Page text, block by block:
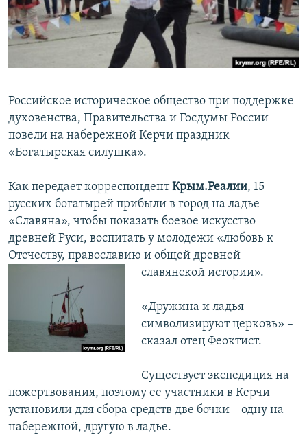
ПОБЕДИТЕЛЕЙ НЕ СУДЯТ?
КРЫМ.НЕПОКОРЕННЫЙ
ПРИСОЕДИНЯЙТЕСЬ!
Все сайты RFE/RL
Российское историческое общество при поддержке
духовенства, Правительства и Госдумы России
повели на набережной Керчи праздник
«Богатырская силушка».
Как передает корреспондентКрым.Реалии, 15
русских богатырей прибыли в город на ладье
«Славяна», чтобы показать боевое искусство
древней Руси, воспитать у молодежи «любовь к
Отечеству, православию и общей древней
славянской истории».
«Дружина и ладья
символизируют церковь» –
сказал отец Феоктист.
​Существует экспедиция на
пожертвования, поэтому ее участники в Керчи
установили для сбора средств две бочки – одну на
набережной, другую в ладье.